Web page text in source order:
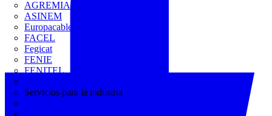
AGREMIA
ASINEM
Europacable
FACEL
Fegicat
FENIE
FENITEL
Servicios para la industria